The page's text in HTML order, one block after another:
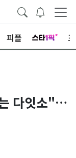
피플
다잇소"…